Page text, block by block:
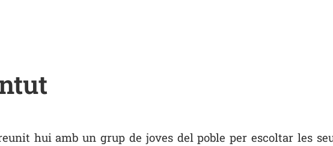
hui amb un grup de joves del poble per escoltar les